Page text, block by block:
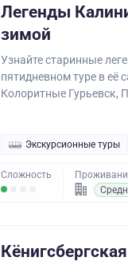
Легенды
зимой
Узнайте старинные
пятидневном туре в её
Колоритные Гурьевск,
Экскурсионные туры
Сложность